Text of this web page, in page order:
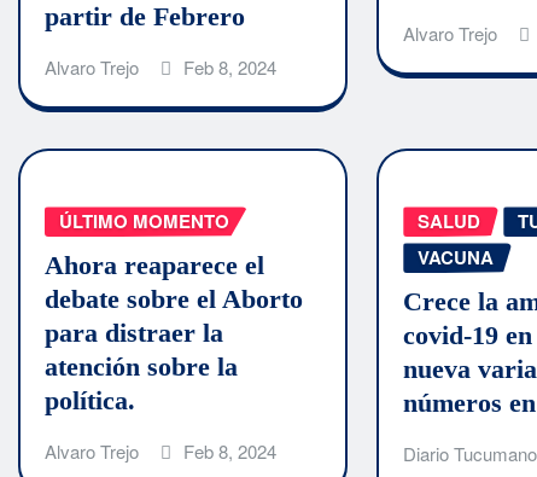
partir de Febrero
Alvaro Trejo Feb 8, 2024
Alvaro Trejo
ÚLTIMO MOMENTO
Ahora reaparece el
debate sobre el Aborto
para distraer la
atención sobre la
política.
Alvaro Trejo Feb 8, 2024
SALUD
VACUNA
Crece la
covid-19
nueva
números
Diario Tucumano